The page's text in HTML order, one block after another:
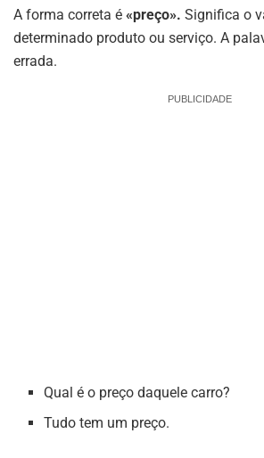
A forma correta é «preço». Significa o
determinado produto ou serviço. A
errada.
PUBLICIDADE
Qual é o preço daquele carro?
Tudo tem um preço.